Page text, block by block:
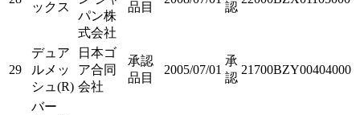
ックス
パン株
式会社
品目
認
29
デュア
ルメッ
シュ(R)
日本ゴ
ア合同
会社
承認
品目
2005/07/01
承
認
21700BZY00404000
バー